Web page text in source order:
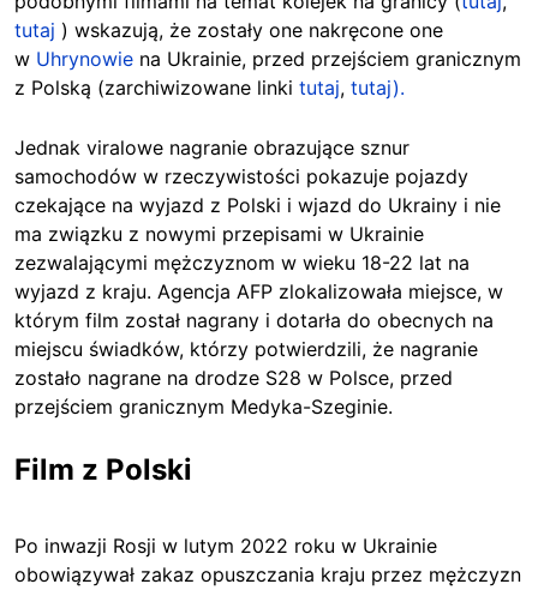
tutaj ) wskazują, że zostały one nakręcone one
w Uhrynowie na Ukrainie, przed przejściem granicznym
z Polską (zarchiwizowane linki tutaj, tutaj).
Jednak viralowe nagranie obrazujące sznur
samochodów w rzeczywistości pokazuje pojazdy
czekające na wyjazd z Polski i wjazd do Ukrainy i nie
ma związku z nowymi przepisami w Ukrainie
zezwalającymi mężczyznom w wieku 18-22 lat na
wyjazd z kraju. Agencja AFP zlokalizowała miejsce, w
którym film został nagrany i dotarła do obecnych na
miejscu świadków, którzy potwierdzili, że nagranie
zostało nagrane na drodze S28 w Polsce, przed
przejściem granicznym Medyka-Szeginie.
Film z Polski
Po inwazji Rosji w lutym 2022 roku w Ukrainie
obowiązywał zakaz opuszczania kraju przez mężczyzn